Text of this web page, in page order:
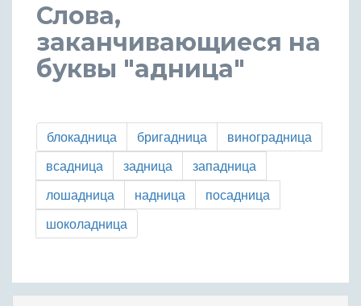
Слова,
заканчивающиеся на
буквы "адница"
блокадница бригадница
виноградница
всадница
задница
западница
лошадница
надница
посадница
шоколадница